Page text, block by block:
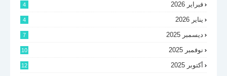
فبراير 2026 4
يناير 2026 4
ديسمبر 2025 7
نوفمبر 2025 10
أكتوبر 2025 12